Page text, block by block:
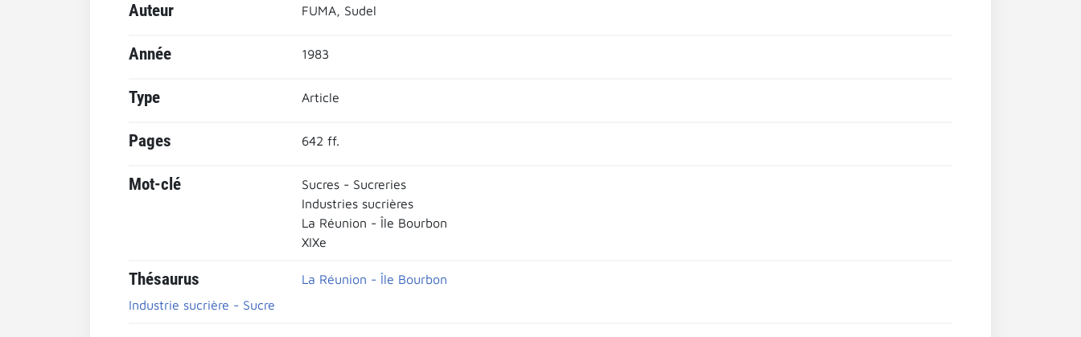
Auteur FUMA, Sudel
Année 1983
Type Article
Pages 642 ff.
Mot-clé
Sucres - Sucreries
Industries sucrières
La Réunion - Île Bourbon
XIXe
Thésaurus
La Réunion - Île Bourbon
Industrie sucrière - Sucre